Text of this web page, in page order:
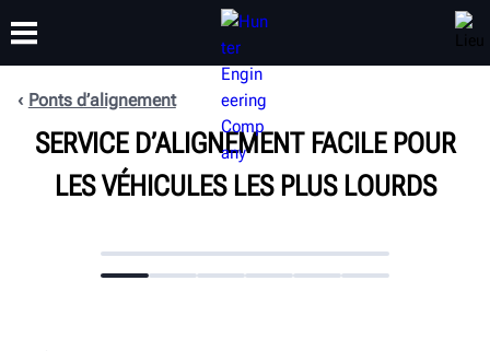
PRODUITS ASSISTANCE
FORMATION
À PROPOS DE
Ponts d’alignement
SERVICE D’ALIGNEMENT FACILE POUR
LES VÉHICULES LES PLUS LOURDS